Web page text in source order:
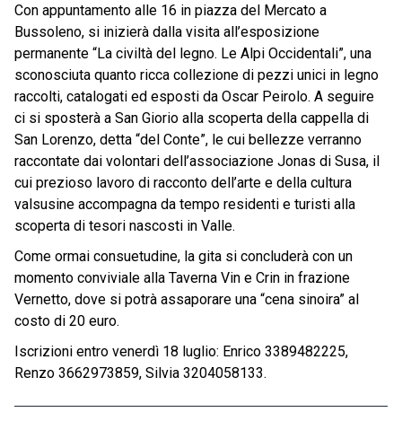
Con appuntamento alle 16 in piazza del Mercato a
Bussoleno, si inizierà dalla visita all’esposizione
permanente “La civiltà del legno. Le Alpi Occidentali”, una
sconosciuta quanto ricca collezione di pezzi unici in legno
raccolti, catalogati ed esposti da Oscar Peirolo. A seguire
ci si sposterà a San Giorio alla scoperta della cappella di
San Lorenzo, detta “del Conte”, le cui bellezze verranno
raccontate dai volontari dell’associazione Jonas di Susa, il
cui prezioso lavoro di racconto dell’arte e della cultura
valsusine accompagna da tempo residenti e turisti alla
scoperta di tesori nascosti in Valle.
Come ormai consuetudine, la gita si concluderà con un
momento conviviale alla Taverna Vin e Crin in frazione
Vernetto, dove si potrà assaporare una “cena sinoira” al
costo di 20 euro.
Iscrizioni entro venerdì 18 luglio: Enrico 3389482225,
Renzo 3662973859, Silvia 3204058133.